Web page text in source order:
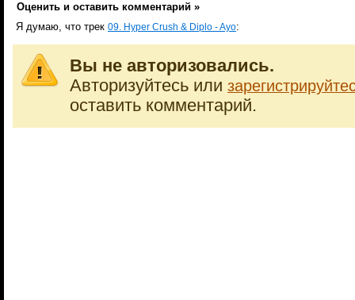
Оценить и оставить комментарий »
Я думаю, что трек 09. Hyper Crush & Diplo - Ayo:
Вы не авторизовались.
Авторизуйтесь или
оставить комментарий.